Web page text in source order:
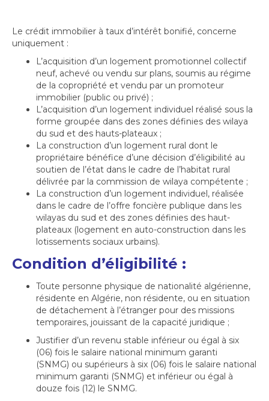
Le crédit immobilier à taux d’intérêt bonifié, concerne
uniquement :
L’acquisition d’un logement promotionnel collectif
neuf, achevé ou vendu sur plans, soumis au régime
de la copropriété et vendu par un promoteur
immobilier (public ou privé) ;
L’acquisition d’un logement individuel réalisé sous la
forme groupée dans des zones définies des wilaya
du sud et des hauts-plateaux ;
La construction d’un logement rural dont le
propriétaire bénéfice d’une décision d’éligibilité au
soutien de l’état dans le cadre de l’habitat rural
délivrée par la commission de wilaya compétente ;
La construction d’un logement individuel, réalisée
dans le cadre de l’offre foncière publique dans les
wilayas du sud et des zones définies des haut-
plateaux (logement en auto-construction dans les
lotissements sociaux urbains).
Condition d’éligibilité :
Toute personne physique de nationalité algérienne,
résidente en Algérie, non résidente, ou en situation
de détachement à l’étranger pour des missions
temporaires, jouissant de la capacité juridique ;
Justifier d’un revenu stable inférieur ou égal à six
(06) fois le salaire national minimum garanti
(SNMG) ou supérieurs à six (06) fois le salaire national
minimum garanti (SNMG) et inférieur ou égal à
douze fois (12) le SNMG.